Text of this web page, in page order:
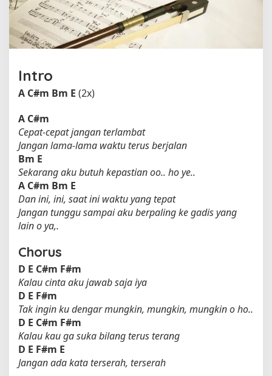
h
S
l
a
Intro
A C#m Bm E (2x)
A C#m
Cepat-cepat jangan terlambat
Jangan lama-lama waktu terus berjalan
Bm E
Sekarang aku butuh kepastian oo.. ho ye..
A C#m Bm E
Dan ini, ini, saat ini waktu yang tepat
Jangan tunggu sampai aku berpaling ke gadis yang
lain o ya,.
Chorus
D E C#m F#m
Kalau cinta aku jawab saja iya
D E F#m
Tak ingin ku dengar mungkin, mungkin, mungkin o ho..
D E C#m F#m
Kalau kau ga suka bilang terus terang
D E F#m E
Jangan ada kata terserah, terserah